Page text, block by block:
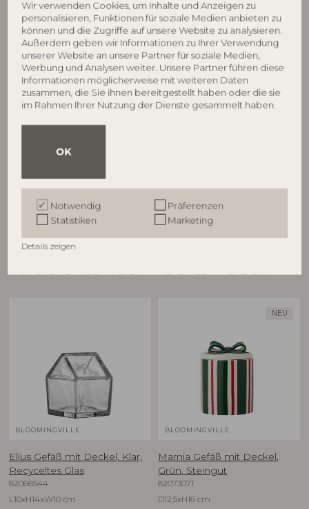
Wir verwenden Cookies, um Inhalte und Anzeigen zu
personalisieren, Funktionen für soziale Medien anbieten zu
können und die Zugriffe auf unsere Website zu analysieren.
Außerdem geben wir Informationen zu Ihrer Verwendung
unserer Website an unsere Partner für soziale Medien,
Werbung und Analysen weiter. Unsere Partner führen diese
Informationen möglicherweise mit weiteren Daten
zusammen, die Sie ihnen bereitgestellt haben oder die sie
im Rahmen Ihrer Nutzung der Dienste gesammelt haben.
OK
Notwendig
Präferenzen
Statistiken
Marketing
Details zeigen
BLOOMINGVILLE
Rot, Steingut
D12,5xH19,5 cm
47,90
BLOOMINGVILLE
Gloria Gefäß mit Deckel, Rot,
€ 94,90
Andere Kunden kauften auch
BLOOMINGVILLE
Elius Gefäß mit Deckel, Klar,
Recyceltes Glas
82068544
L10xH14xW10 cm
NEU
BLOOMINGVILLE
Marnia Gefäß mit Deckel,
Grün, Steingut
82073071
D12,5xH16 cm